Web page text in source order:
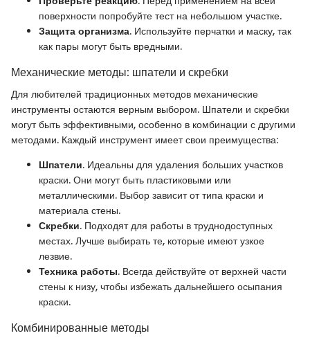
поверхности попробуйте тест на небольшом участке.
Защита организма. Используйте перчатки и маску, так
как пары могут быть вредными.
Механические методы: шпатели и скребки
Для любителей традиционных методов механические
инструменты остаются верным выбором. Шпатели и скребки
могут быть эффективными, особенно в комбинации с другими
методами. Каждый инструмент имеет свои преимущества:
Шпатели. Идеальны для удаления больших участков
краски. Они могут быть пластиковыми или
металлическими. Выбор зависит от типа краски и
материала стены.
Скребки. Подходят для работы в труднодоступных
местах. Лучше выбирать те, которые имеют узкое
лезвие.
Техника работы. Всегда действуйте от верхней части
стены к низу, чтобы избежать дальнейшего осыпания
краски.
Комбинированные методы